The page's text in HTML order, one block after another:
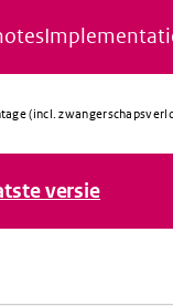
(incl.
versie